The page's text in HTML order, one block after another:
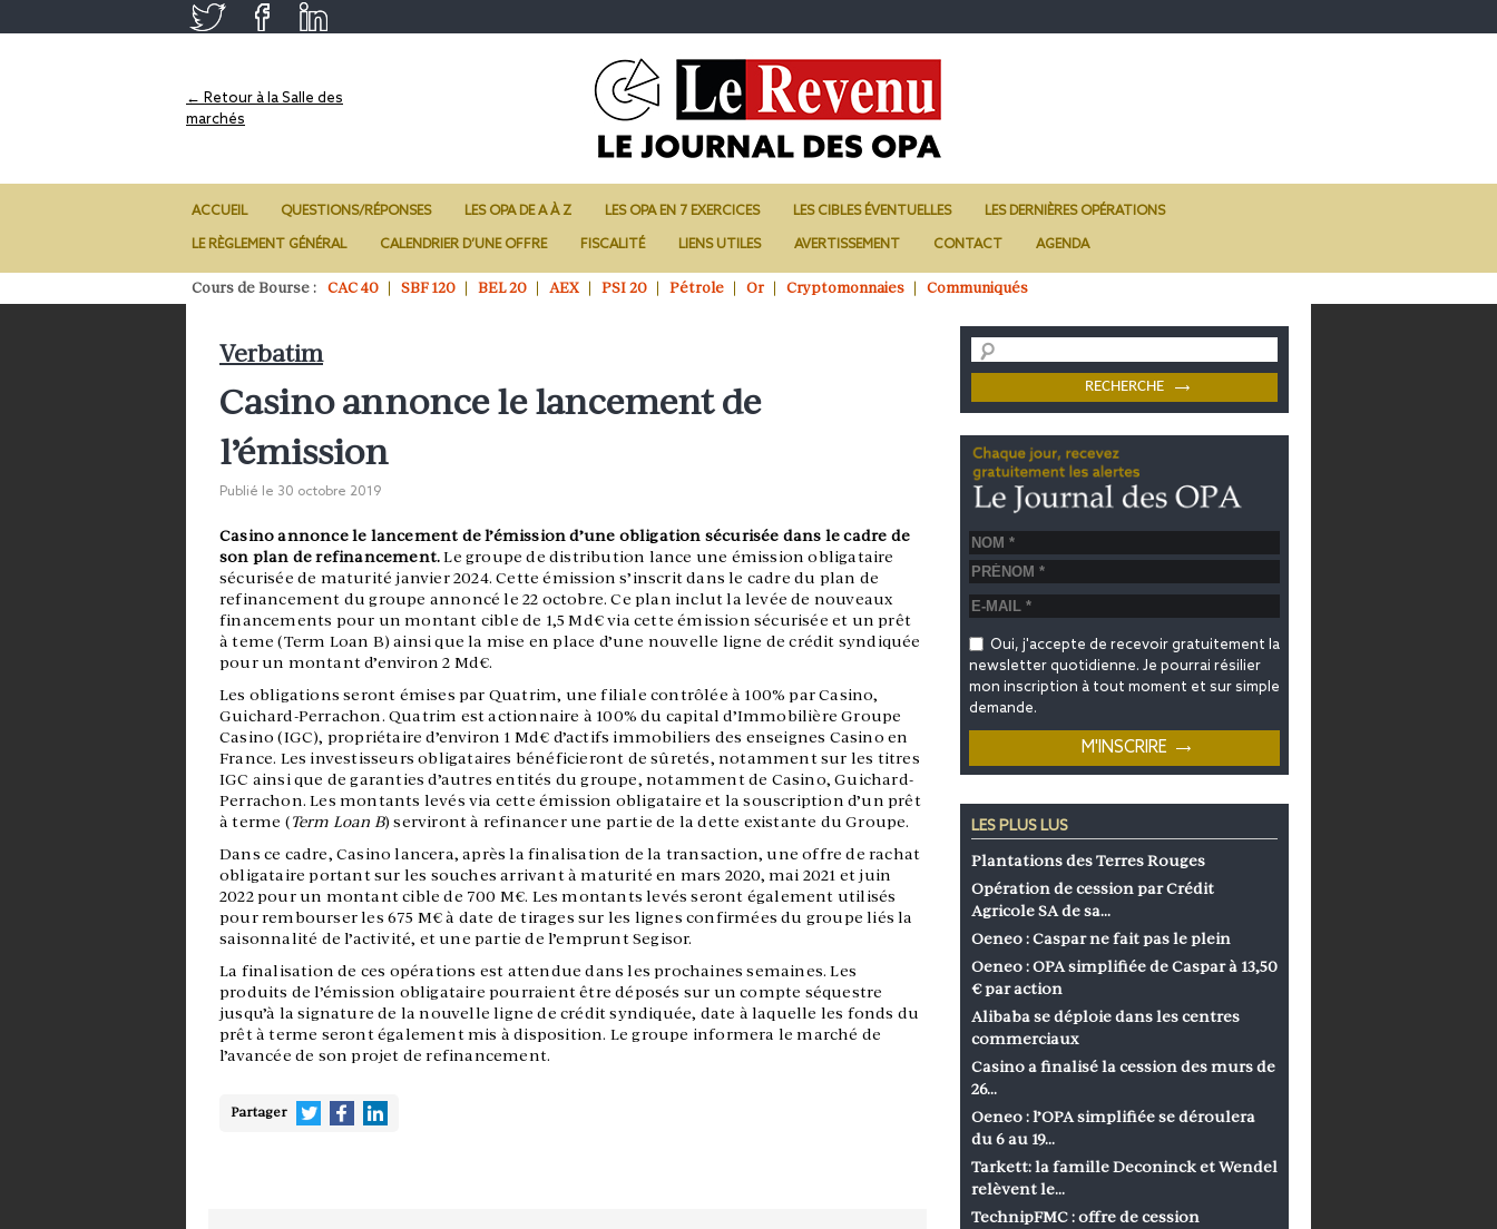
← Retour à la Salle des
marchés
ACCUEIL QUESTIONS/RÉPONSES LES OPA DE A À Z LES OPA EN 7 EXERCICES LES CIBLES ÉVENTUELLES LES DERNIÈRES OPÉRATIONS
LE RÈGLEMENT GÉNÉRAL CALENDRIER D’UNE OFFRE FISCALITÉ LIENS UTILES AVERTISSEMENT CONTACT AGENDA
Cours de Bourse : CAC 40 SBF 120 BEL 20 AEX PSI 20 Pétrole Or Cryptomonnaies Communiqués
Verbatim
Casino annonce le lancement de
l’émission
Publié le 30 octobre 2019
Casino annonce le lancement de l’émission d’une obligation sécurisée dans le cadre de
son plan de refinancement.Le groupe de distribution lance une émission obligataire
sécurisée de maturité janvier 2024. Cette émission s’inscrit dans le cadre du plan de
refinancement du groupe annoncé le 22 octobre. Ce plan inclut la levée de nouveaux
financements pour un montant cible de 1,5 Md€ via cette émission sécurisée et un prêt
à teme (Term Loan B) ainsi que la mise en place d’une nouvelle ligne de crédit syndiquée
pour un montant d’environ 2 Md€.
Les obligations seront émises par Quatrim, une filiale contrôlée à 100% par Casino,
Guichard-Perrachon. Quatrim est actionnaire à 100% du capital d’Immobilière Groupe
Casino (IGC), propriétaire d’environ 1 Md€ d’actifs immobiliers des enseignes Casino en
France. Les investisseurs obligataires bénéficieront de sûretés, notamment sur les titres
IGC ainsi que de garanties d’autres entités du groupe, notamment de Casino, Guichard-
Perrachon. Les montants levés via cette émission obligataire et la souscription d’un prêt
à terme (Term Loan B) serviront à refinancer une partie de la dette existante du Groupe.
Dans ce cadre, Casino lancera, après la finalisation de la transaction, une offre de rachat
obligataire portant sur les souches arrivant à maturité en mars 2020, mai 2021 et juin
2022 pour un montant cible de 700 M€. Les montants levés seront également utilisés
pour rembourser les 675 M€ à date de tirages sur les lignes confirmées du groupe liés la
saisonnalité de l’activité, et une partie de l’emprunt Segisor.
La finalisation de ces opérations est attendue dans les prochaines semaines. Les
produits de l’émission obligataire pourraient être déposés sur un compte séquestre
jusqu’à la signature de la nouvelle ligne de crédit syndiquée, date à laquelle les fonds du
prêt à terme seront également mis à disposition. Le groupe informera le marché de
l’avancée de son projet de refinancement.
Partager
Oui, j'accepte de recevoir gratuitement la
newsletter quotidienne. Je pourrai résilier
mon inscription à tout moment et sur simple
demande.
LES PLUS LUS
Plantations des Terres Rouges
Opération de cession par Crédit
Agricole SA de sa…
Oeneo : Caspar ne fait pas le plein
Oeneo : OPA simplifiée de Caspar à 13,50
€ par action
Alibaba se déploie dans les centres
commerciaux
Casino a finalisé la cession des murs de
26…
Oeneo : l’OPA simplifiée se déroulera
du 6 au 19…
Tarkett: la famille Deconinck et Wendel
relèvent le…
TechnipFMC : offre de cession